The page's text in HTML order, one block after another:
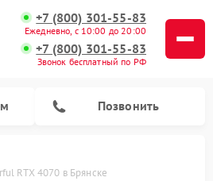
+7 (800) 301-55-83
Ежедневно, с 10:00 до 20:00
+7 (800) 301-55-83
Звонок бесплатный по РФ
Позвонить
RTX 4070 в Брянске